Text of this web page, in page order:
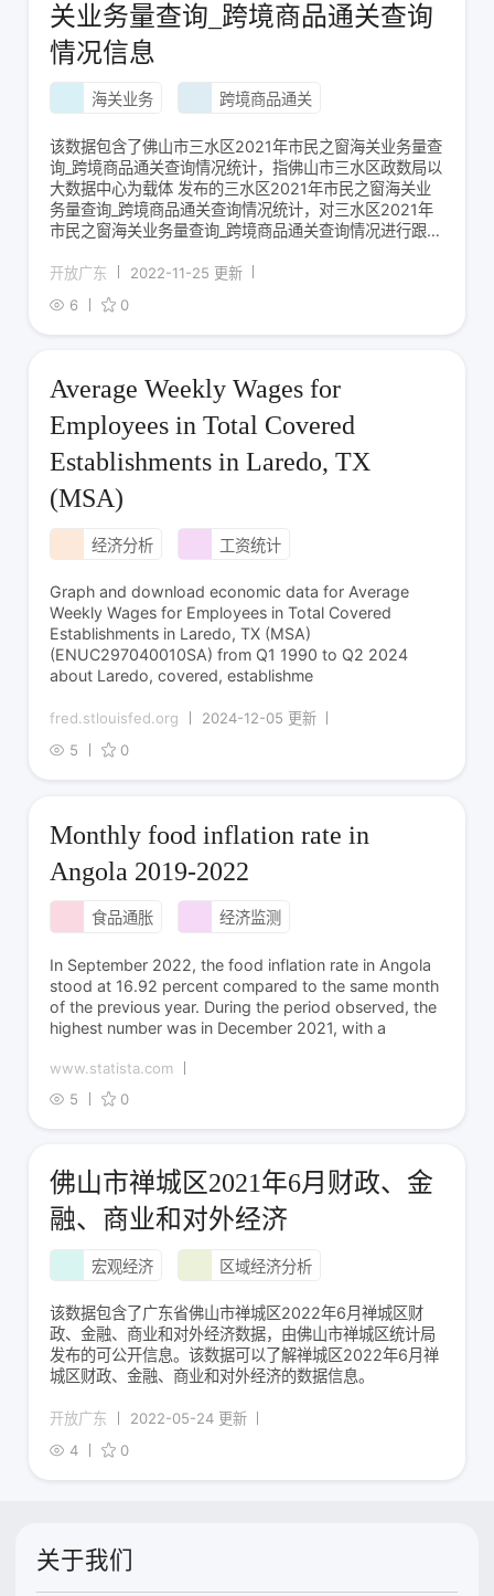
关业务量查询_跨境商品通关查询
情况信息
海关业务 跨境商品通关
该数据包含了佛山市三水区2021年市民之窗海关业务量查
询_跨境商品通关查询情况统计，指佛山市三水区政数局以
大数据中心为载体 发布的三水区2021年市民之窗海关业
务量查询_跨境商品通关查询情况统计，对三水区2021年
市民之窗海关业务量查询_跨境商品通关查询情况进行跟
区2021年市民之窗海关业务量查询_跨境商品通关查询情
况，便于了解三水区各终端受理业务
开放广东
2022-11-25 更新
6
0
Average Weekly Wages for
Employees in Total Covered
Establishments in Laredo, TX
(MSA)
经济分析 工资统计
Graph and download economic data for Average
Weekly Wages for Employees in Total Covered
Establishments in Laredo, TX (MSA)
(ENUC297040010SA) from Q1 1990 to Q2 2024
about Laredo, covered, establishme
fred.stlouisfed.org
2024-12-05 更新
5
0
Monthly food inflation rate in
Angola 2019-2022
食品通胀 经济监测
In September 2022, the food inflation rate in Angola
stood at 16.92 percent compared to the same month
of the previous year. During the period observed, the
highest number was in December 2021, with a
www.statista.com
5
0
佛山市禅城区2021年6月财政、金
融、商业和对外经济
宏观经济 区域经济分析
该数据包含了广东省佛山市禅城区2022年6月禅城区财
政、金融、商业和对外经济数据，由佛山市禅城区统计局
发布的可公开信息。该数据可以了解禅城区2022年6月禅
城区财政、金融、商业和对外经济的数据信息。
开放广东
2022-05-24 更新
4
0
关于我们